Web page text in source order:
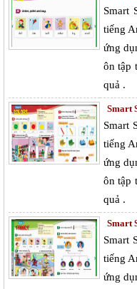
Smart
tiếng
ứng
ôn tập
quả .
Smart
Smart
tiếng
ứng
ôn tập
quả .
Smart
Smart
tiếng
ứng